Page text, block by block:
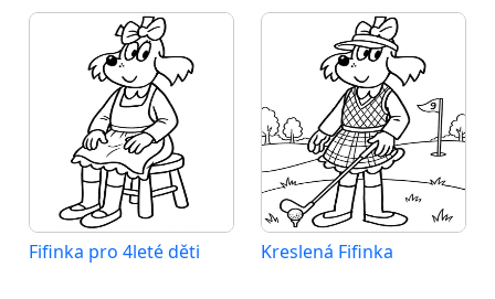
Fifinka pro 4leté děti Kreslená Fifinka